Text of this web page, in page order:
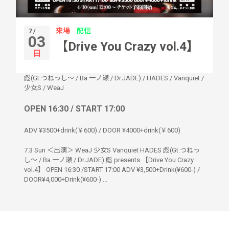
7 /
03
日
来場 配信
【Drive You Crazy vol.4】
彪(Gt.つねっし〜 / Ba.一ノ瀬 / Dr.JADE) / HADES / Vanquiet /
少女S / WeaJ
OPEN 16:30 / START 17:00
ADV ¥3500+drink(￥600) / DOOR ¥4000+drink(￥600)
7.3 Sun ＜出演＞ WeaJ 少女S Vanquiet HADES 彪(Gt.つねっ
し〜 / Ba.一ノ瀬 / Dr.JADE) 彪 presents 【Drive You Crazy
vol.4】 OPEN 16:30 /START 17:00 ADV ¥3,500+Drink(¥600-) /
DOOR¥4,000+Drink(¥600-) ...